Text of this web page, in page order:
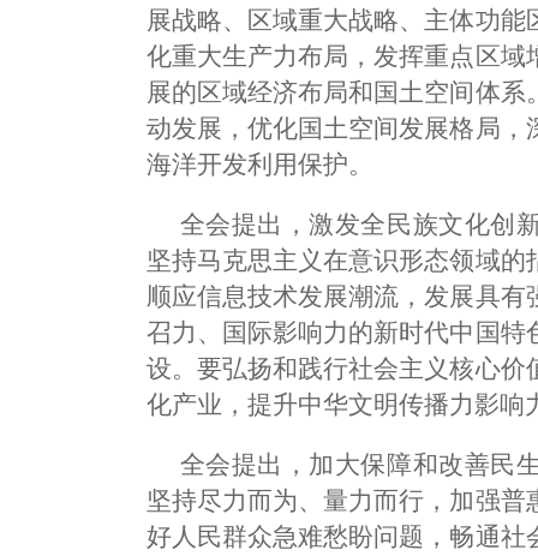
展战略、区域重大战略、主体功
化重大生产力布局，发挥重点区
展的区域经济布局和国土空间体
动发展，优化国土空间发展格局
海洋开发利用保护。
全会提出，激发全民族文化创
坚持马克思主义在意识形态领域
顺应信息技术发展潮流，发展具
召力、国际影响力的新时代中国
设。要弘扬和践行社会主义核心
化产业，提升中华文明传播力影响
全会提出，加大保障和改善民
坚持尽力而为、量力而行，加强
好人民群众急难愁盼问题，畅通